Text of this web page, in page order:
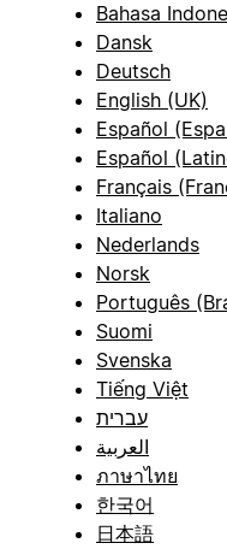
Bahasa
Dansk
Deutsch
English (UK)
Español
Español
Français
Italiano
Nederlands
Norsk
Português
Suomi
Svenska
Tiếng Việt
עברית
العربية
ภาษาไทย
한국어
日本語